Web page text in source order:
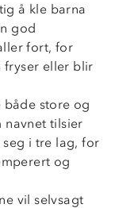
å kle barna
god
fort, for
fryser eller blir
både store og
navnet tilsier
i tre lag, for
og
vil selvsagt